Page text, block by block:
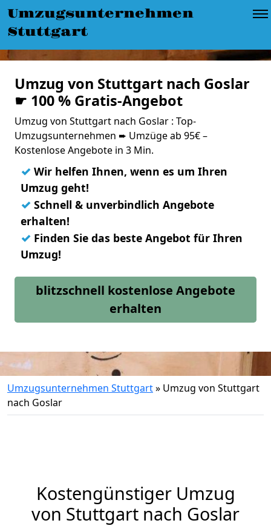
Umzugsunternehmen
Stuttgart
Umzug von Stuttgart nach Goslar
☛ 100 % Gratis-Angebot
Umzug von Stuttgart nach Goslar : Top-
Umzugsunternehmen ➨ Umzüge ab 95€ –
Kostenlose Angebote in 3 Min.
✓ Wir helfen Ihnen, wenn es um Ihren
Umzug geht!
✓ Schnell & unverbindlich Angebote
erhalten!
✓ Finden Sie das beste Angebot für Ihren
Umzug!
blitzschnell kostenlose Angebote
erhalten
Umzugsunternehmen Stuttgart» Umzug von Stuttgart
nach Goslar
Kostengünstiger Umzug
von Stuttgart nach Goslar